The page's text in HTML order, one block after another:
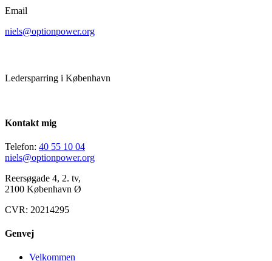
Email
niels@optionpower.org
Ledersparring i København
Kontakt mig
Telefon: 40 55 10 04
niels@optionpower.org
Reersøgade 4, 2. tv,
2100 København Ø
CVR: 20214295
Genvej
Velkommen